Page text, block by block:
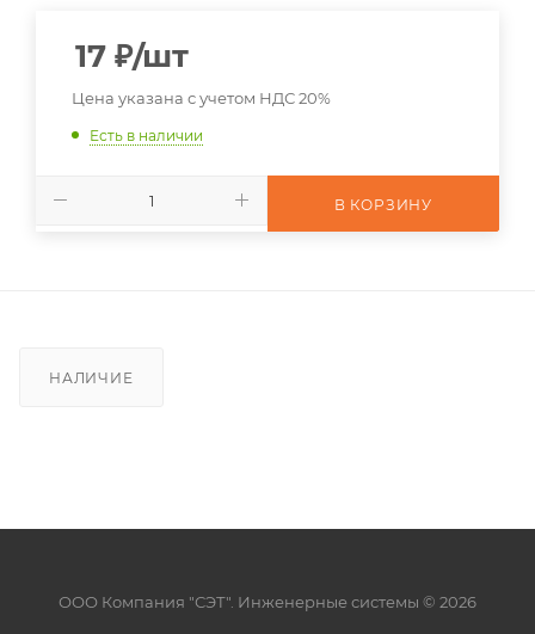
17 ₽/шт
Цена указана с учетом НДС 20%
Есть в наличии
В КОРЗИНУ
НАЛИЧИЕ
ООО Компания "СЭТ". Инженерные системы © 2026